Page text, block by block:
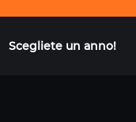
Scegliete un anno!